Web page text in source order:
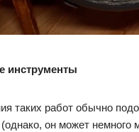
инструменты
таких работ обычно
он может немного